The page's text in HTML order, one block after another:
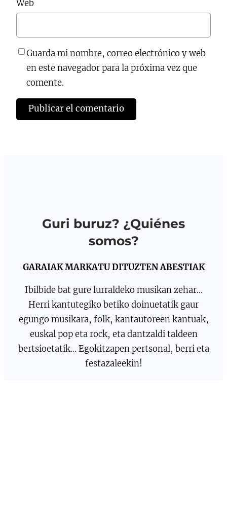
Web
Guarda mi nombre, correo electrónico y web
en este navegador para la próxima vez que
comente.
Guri buruz? ¿Quiénes
somos?
GARAIAK MARKATU DITUZTEN ABESTIAK
Ibilbide bat gure lurraldeko musikan zehar…
Herri kantutegiko betiko doinuetatik gaur
egungo musikara, folk, kantautoreen kantuak,
euskal pop eta rock, eta dantzaldi taldeen
bertsioetatik… Egokitzapen pertsonal, berri eta
festazaleekin!